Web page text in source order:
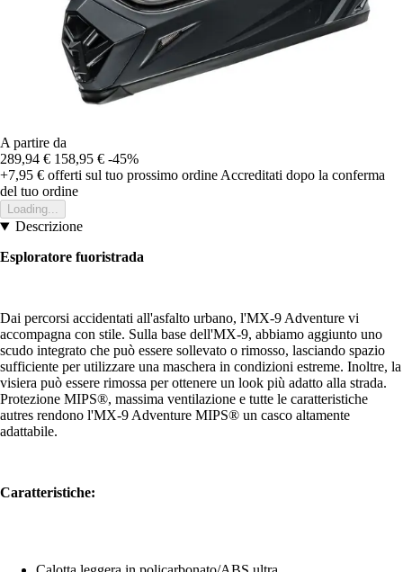
A partire da
289,94 € 158,95 € -45%
+7,95 € offerti sul tuo prossimo ordine Accreditati dopo la conferma
del tuo ordine
Loading...
Descrizione
Esploratore fuoristrada
Dai percorsi accidentati all'asfalto urbano, l'MX-9 Adventure vi
accompagna con stile. Sulla base dell'MX-9, abbiamo aggiunto uno
scudo integrato che può essere sollevato o rimosso, lasciando spazio
sufficiente per utilizzare una maschera in condizioni estreme. Inoltre, la
visiera può essere rimossa per ottenere un look più adatto alla strada.
Protezione MIPS®️, massima ventilazione e tutte le caratteristiche
autres rendono l'MX-9 Adventure MIPS®️ un casco altamente
adattabile.
Caratteristiche: